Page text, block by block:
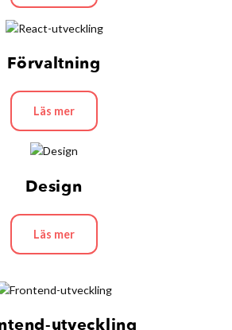
Förvaltning
Läs mer
Design
Läs mer
utveckling